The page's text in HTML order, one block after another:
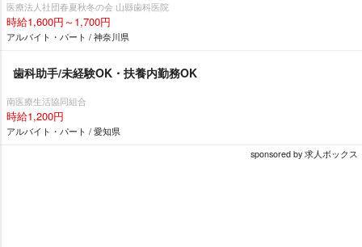
医療法人社団春夏秋冬の会 山縣歯科医院
時給1,600円～1,700円
アルバイト・パート / 神奈川県
歯科助手/未経験OK・扶養内勤務OK
南医療生活協同組合
時給1,200円
アルバイト・パート / 愛知県
sponsored by 求人ボックス